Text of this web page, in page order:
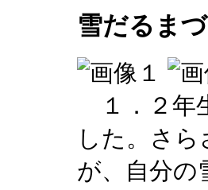
雪だるま
１．２年
した。さ
が、自分の